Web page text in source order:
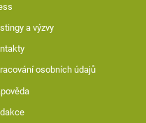
a výzvy
osobních údajů